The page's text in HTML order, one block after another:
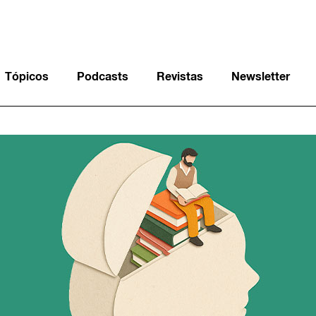
Tópicos Podcasts Revistas Newsletter